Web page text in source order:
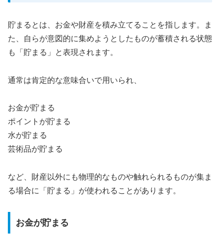
貯まるとは、お金や財産を積み立てることを指します。ま
た、自らが意図的に集めようとしたものが蓄積される状態
も「貯まる」と表現されます。
通常は肯定的な意味合いで用いられ、
お金が貯まる
ポイントが貯まる
水が貯まる
芸術品が貯まる
など、財産以外にも物理的なものや触れられるものが集ま
る場合に「貯まる」が使われることがあります。
お金が貯まる